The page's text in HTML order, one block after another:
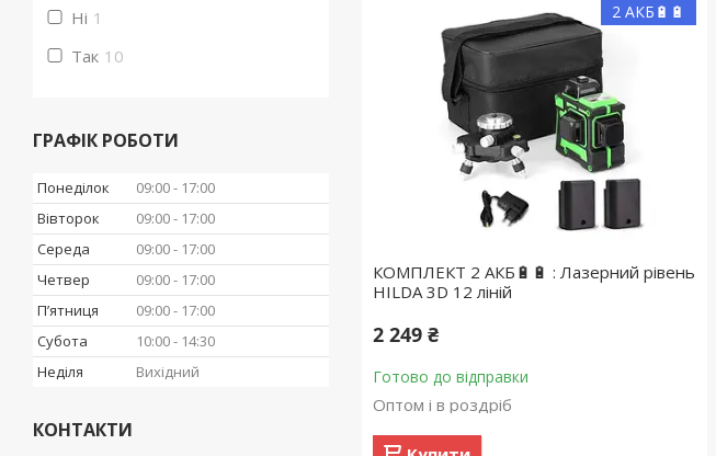
2 АКБ🔋🔋
КОМПЛЕКТ 2 АКБ🔋🔋 : Лазерний рівень
HILDA 3D 12 ліній
2 249 ₴
Готово до відправки
Оптом і в роздріб
Ні 1
Так 10
ГРАФІК РОБОТИ
Понеділок 09:00
17:00
Вівторок
09:00
17:00
Середа
09:00
17:00
Четвер
09:00
17:00
Пʼятниця
09:00
17:00
Субота
10:00
14:30
Неділя
Вихідний
КОНТАКТИ